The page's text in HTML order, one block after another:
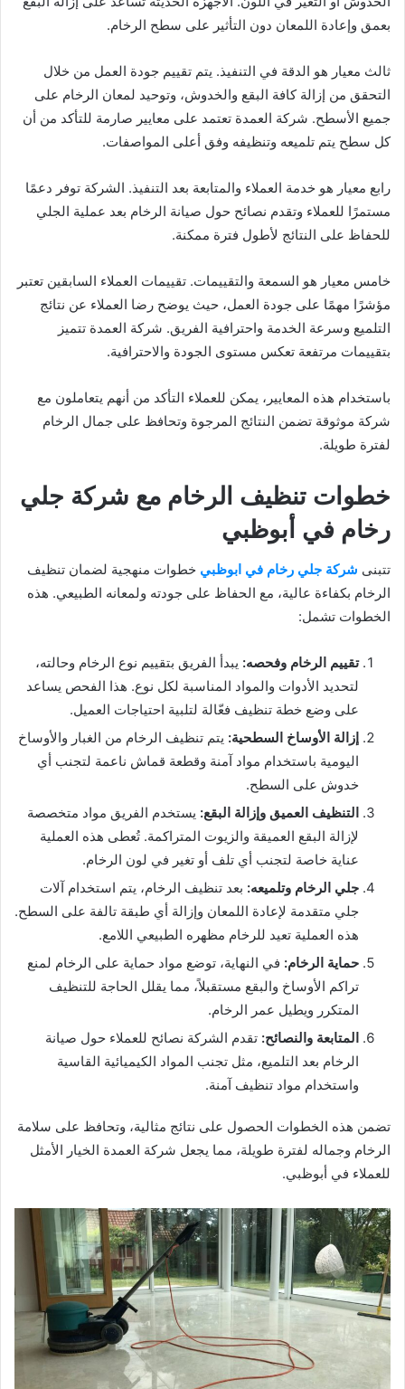
بعمق وإعادة اللمعان دون التأثير على سطح الرخام.
ثالث معيار هو الدقة في التنفيذ. يتم تقييم جودة العمل من خلال
التحقق من إزالة كافة البقع والخدوش، وتوحيد لمعان الرخام على
جميع الأسطح. شركة العمدة تعتمد على معايير صارمة للتأكد من أن
كل سطح يتم تلميعه وتنظيفه وفق أعلى المواصفات.
رابع معيار هو خدمة العملاء والمتابعة بعد التنفيذ. الشركة توفر دعمًا
مستمرًا للعملاء وتقدم نصائح حول صيانة الرخام بعد عملية الجلي
للحفاظ على النتائج لأطول فترة ممكنة.
خامس معيار هو السمعة والتقييمات. تقييمات العملاء السابقين تعتبر
مؤشرًا مهمًا على جودة العمل، حيث يوضح رضا العملاء عن نتائج
التلميع وسرعة الخدمة واحترافية الفريق. شركة العمدة تتميز
بتقييمات مرتفعة تعكس مستوى الجودة والاحترافية.
باستخدام هذه المعايير، يمكن للعملاء التأكد من أنهم يتعاملون مع
شركة موثوقة تضمن النتائج المرجوة وتحافظ على جمال الرخام
لفترة طويلة.
خطوات تنظيف الرخام مع شركة جلي
رخام في أبوظبي
تتبنى شركة جلي رخام في ابوظبي خطوات منهجية لضمان تنظيف
الرخام بكفاءة عالية، مع الحفاظ على جودته ولمعانه الطبيعي. هذه
الخطوات تشمل:
تقييم الرخام وفحصه: يبدأ الفريق بتقييم نوع الرخام وحالته،
لتحديد الأدوات والمواد المناسبة لكل نوع. هذا الفحص يساعد
على وضع خطة تنظيف فعّالة لتلبية احتياجات العميل.
إزالة الأوساخ السطحية: يتم تنظيف الرخام من الغبار والأوساخ
اليومية باستخدام مواد آمنة وقطعة قماش ناعمة لتجنب أي
خدوش على السطح.
التنظيف العميق وإزالة البقع: يستخدم الفريق مواد متخصصة
لإزالة البقع العميقة والزيوت المتراكمة. تُعطى هذه العملية
عناية خاصة لتجنب أي تلف أو تغير في لون الرخام.
جلي الرخام وتلميعه: بعد تنظيف الرخام، يتم استخدام آلات
جلي متقدمة لإعادة اللمعان وإزالة أي طبقة تالفة على السطح.
هذه العملية تعيد للرخام مظهره الطبيعي اللامع.
حماية الرخام: في النهاية، توضع مواد حماية على الرخام لمنع
تراكم الأوساخ والبقع مستقبلاً، مما يقلل الحاجة للتنظيف
المتكرر ويطيل عمر الرخام.
المتابعة والنصائح: تقدم الشركة نصائح للعملاء حول صيانة
الرخام بعد التلميع، مثل تجنب المواد الكيميائية القاسية
واستخدام مواد تنظيف آمنة.
تضمن هذه الخطوات الحصول على نتائج مثالية، وتحافظ على سلامة
الرخام وجماله لفترة طويلة، مما يجعل شركة العمدة الخيار الأمثل
للعملاء في أبوظبي.